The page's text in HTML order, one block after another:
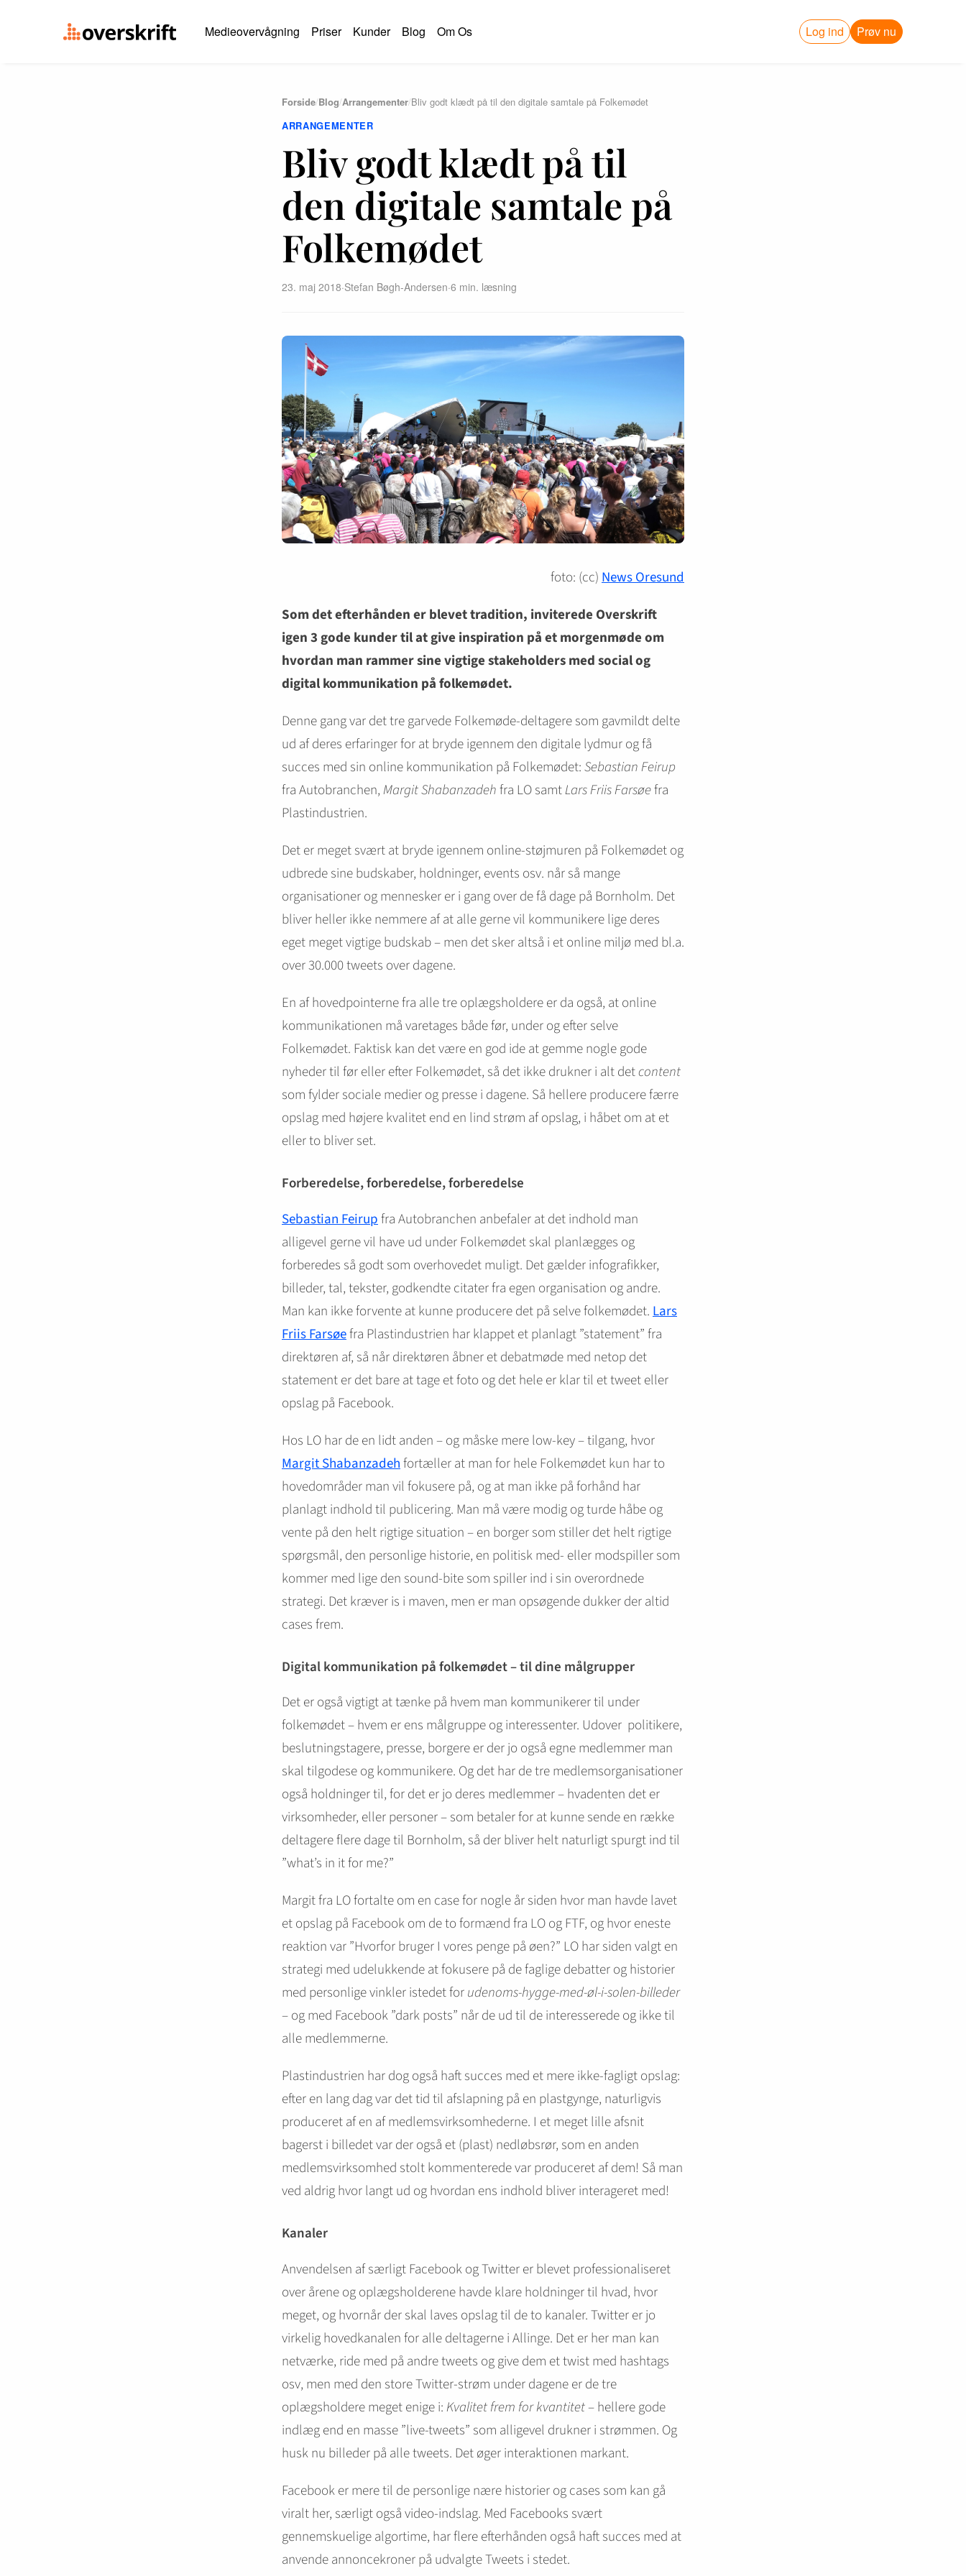
Medieovervågning Priser Kunder Blog Om Os Log ind Prøv nu
Forside/Blog/Arrangementer/Bliv godt klædt på til den digitale samtale på Folkemødet
ARRANGEMENTER
Bliv godt klædt på til
den digitale samtale på
Folkemødet
23. maj 2018·Stefan Bøgh-Andersen·6 min. læsning
foto: (cc)News Oresund
Som det efterhånden er blevet tradition, inviterede Overskrift
igen 3 gode kunder til at give inspiration på et morgenmøde om
hvordan man rammer sine vigtige stakeholders med social og
digital kommunikation på folkemødet.
Denne gang var det tre garvede Folkemøde-deltagere som gavmildt delte
ud af deres erfaringer for at bryde igennem den digitale lydmur og få
succes med sin online kommunikation på Folkemødet:Sebastian Feirup
fra Autobranchen,Margit Shabanzadehfra LO samtLars Friis Farsøefra
Plastindustrien.
Det er meget svært at bryde igennem online-støjmuren på Folkemødet og
udbrede sine budskaber, holdninger, events osv. når så mange
organisationer og mennesker er i gang over de få dage på Bornholm. Det
bliver heller ikke nemmere af at alle gerne vil kommunikere lige deres
eget meget vigtige budskab – men det sker altså i et online miljø med bl.a.
over 30.000 tweets over dagene.
En af hovedpointerne fra alle tre oplægsholdere er da også, at online
kommunikationen må varetages både før, under og efter selve
Folkemødet. Faktisk kan det være en god ide at gemme nogle gode
nyheder til før eller efter Folkemødet, så det ikke drukner i alt detcontent
som fylder sociale medier og presse i dagene. Så hellere producere færre
opslag med højere kvalitet end en lind strøm af opslag, i håbet om at et
eller to bliver set.
Forberedelse, forberedelse, forberedelse
Sebastian Feirupfra Autobranchen anbefaler at det indhold man
alligevel gerne vil have ud under Folkemødet skal planlægges og
forberedes så godt som overhovedet muligt. Det gælder infografikker,
billeder, tal, tekster, godkendte citater fra egen organisation og andre.
Man kan ikke forvente at kunne producere det på selve folkemødet.Lars
Friis Farsøefra Plastindustrien har klappet et planlagt ”statement” fra
direktøren af, så når direktøren åbner et debatmøde med netop det
statement er det bare at tage et foto og det hele er klar til et tweet eller
opslag på Facebook.
Hos LO har de en lidt anden – og måske mere low-key – tilgang, hvor
Margit Shabanzadehfortæller at man for hele Folkemødet kun har to
hovedområder man vil fokusere på, og at man ikke på forhånd har
planlagt indhold til publicering. Man må være modig og turde håbe og
vente på den helt rigtige situation – en borger som stiller det helt rigtige
spørgsmål, den personlige historie, en politisk med- eller modspiller som
kommer med lige den sound-bite som spiller ind i sin overordnede
strategi. Det kræver is i maven, men er man opsøgende dukker der altid
cases frem.
Digital kommunikation på folkemødet – til dine målgrupper
Det er også vigtigt at tænke på hvem man kommunikerer til under
folkemødet – hvem er ens målgruppe og interessenter. Udover politikere,
beslutningstagere, presse, borgere er der jo også egne medlemmer man
skal tilgodese og kommunikere. Og det har de tre medlemsorganisationer
også holdninger til, for det er jo deres medlemmer – hvadenten det er
virksomheder, eller personer – som betaler for at kunne sende en række
deltagere flere dage til Bornholm, så der bliver helt naturligt spurgt ind til
”what’s in it for me?”
Margit fra LO fortalte om en case for nogle år siden hvor man havde lavet
et opslag på Facebook om de to formænd fra LO og FTF, og hvor eneste
reaktion var ”Hvorfor bruger I vores penge på øen?” LO har siden valgt en
strategi med udelukkende at fokusere på de faglige debatter og historier
med personlige vinkler istedet forudenoms-hygge-med-øl-i-solen-billeder
– og med Facebook ”dark posts” når de ud til de interesserede og ikke til
alle medlemmerne.
Plastindustrien har dog også haft succes med et mere ikke-fagligt opslag:
efter en lang dag var det tid til afslapning på en plastgynge, naturligvis
produceret af en af medlemsvirksomhederne. I et meget lille afsnit
bagerst i billedet var der også et (plast) nedløbsrør, som en anden
medlemsvirksomhed stolt kommenterede var produceret af dem! Så man
ved aldrig hvor langt ud og hvordan ens indhold bliver interageret med!
Kanaler
Anvendelsen af særligt Facebook og Twitter er blevet professionaliseret
over årene og oplægsholderene havde klare holdninger til hvad, hvor
meget, og hvornår der skal laves opslag til de to kanaler. Twitter er jo
virkelig hovedkanalen for alle deltagerne i Allinge. Det er her man kan
netværke, ride med på andre tweets og give dem et twist med hashtags
osv, men med den store Twitter-strøm under dagene er de tre
oplægsholdere meget enige i:Kvalitet frem for kvantitet– hellere gode
indlæg end en masse ”live-tweets” som alligevel drukner i strømmen. Og
husk nu billeder på alle tweets. Det øger interaktionen markant.
Facebook er mere til de personlige nære historier og cases som kan gå
viralt her, særligt også video-indslag. Med Facebooks svært
gennemskuelige algortime, har flere efterhånden også haft succes med at
anvende annoncekroner på udvalgte Tweets i stedet.